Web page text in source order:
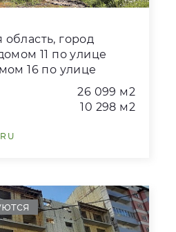
город
11 по улице
16 по улице
26 099 м2
10 298 м2